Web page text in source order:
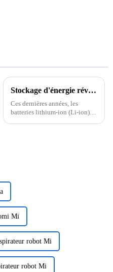
Stockage d'énergie révolutionnaire : l'avenir des batteries lithium-ion
Ces dernières années, les
batteries lithium-ion (Li-ion)
Mi
robot Mi
robot Mi